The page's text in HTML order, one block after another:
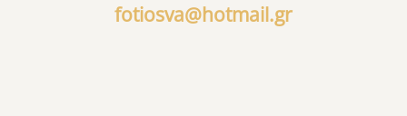
fotiosva@hotmail.gr